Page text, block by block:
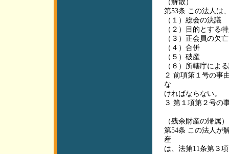
（解散）
第53条 この法人は
（１）総会の決議
（２）目的とする
（３）正会員の欠亡
（４）合併
（５）破産
（６）所轄庁によ
２ 前項第１号の事
な
ければならない。
３ 第１項第２号の
（残余財産の帰属）
第54条 この法人が
産
は、法第11条第３